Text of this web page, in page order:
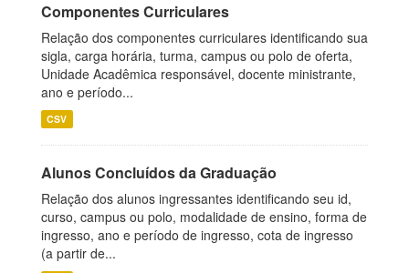
Componentes Curriculares
Relação dos componentes curriculares identificando sua
sigla, carga horária, turma, campus ou polo de oferta,
Unidade Acadêmica responsável, docente ministrante,
ano e período...
CSV
Alunos Concluídos da Graduação
Relação dos alunos ingressantes identificando seu id,
curso, campus ou polo, modalidade de ensino, forma de
ingresso, ano e período de ingresso, cota de ingresso
(a partir de...